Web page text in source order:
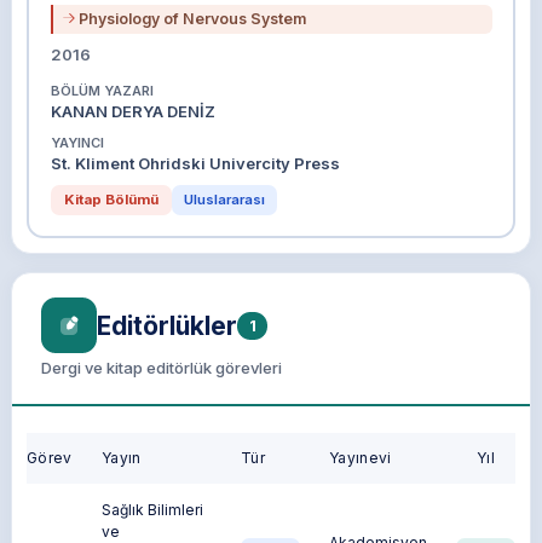
Physiology of Nervous System
2016
BÖLÜM YAZARI
KANAN DERYA DENİZ
YAYINCI
St. Kliment Ohridski Univercity Press
Kitap Bölümü Uluslararası
Editörlükler 1
Dergi ve kitap editörlük görevleri
Görev Yayın Tür Yayınevi Yıl
Sağlık Bilimleri
ve